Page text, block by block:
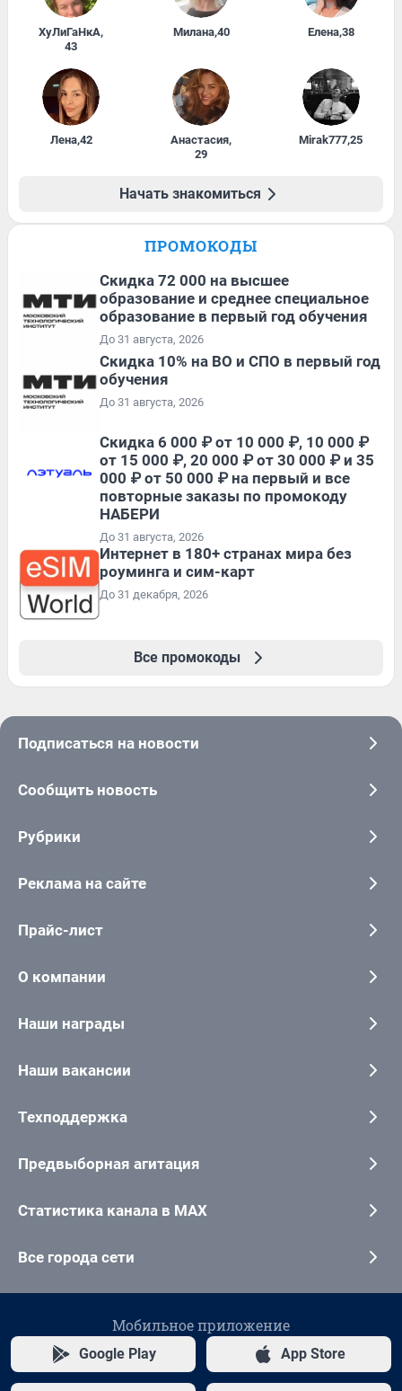
ХуЛиГаНкА,
43
Милана,40 Елена,38
Лена,42 Анастасия,
29
Mirak777,25
Начать знакомиться
ПРОМОКОДЫ
Скидка 72 000 на высшее
образование и среднее специальное
образование в первый год обучения
До 31 августа, 2026
Скидка 10% на ВО и СПО в первый год
обучения
До 31 августа, 2026
Скидка 6 000 ₽ от 10 000 ₽, 10 000 ₽
от 15 000 ₽, 20 000 ₽ от 30 000 ₽ и 35
000 ₽ от 50 000 ₽ на первый и все
повторные заказы по промокоду
НАБЕРИ
До 31 августа, 2026
Интернет в 180+ странах мира без
роуминга и сим-карт
До 31 декабря, 2026
Все промокоды
Подписаться на новости
Сообщить новость
Рубрики
Реклама на сайте
Прайс-лист
О компании
Наши награды
Наши вакансии
Техподдержка
Предвыборная агитация
Статистика канала в MAX
Все города сети
Мобильное приложение
Google Play App Store